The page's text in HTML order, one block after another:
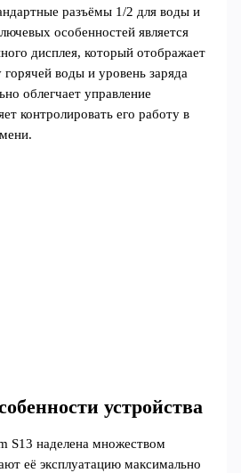
разъёмы 1/2 для воды и
особенностей является
дисплея, который отображает
воды и уровень заряда
облегчает управление
контролировать его работу в
устройства
S13 наделена множеством
её эксплуатацию максимально